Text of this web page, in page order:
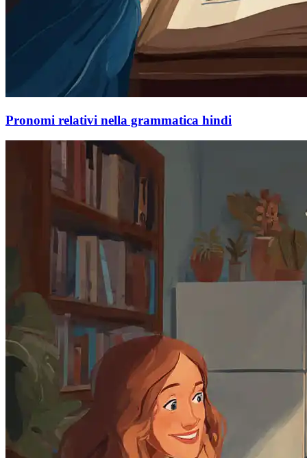
Pronomi relativi nella grammatica hindi